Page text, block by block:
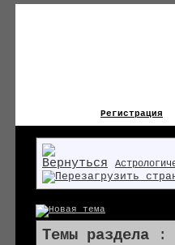
Регистрация
Темы раздела :